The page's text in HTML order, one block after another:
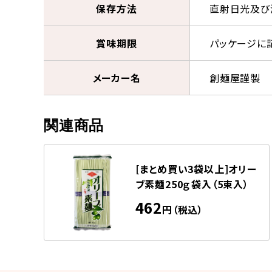
保存方法 直射日光及
賞味期限 パッケージに
メーカー名 創麺屋謹製
関連商品
[まとめ買い3袋以上]オリー
ブ素麺250ｇ袋入（5束入）
462円（税込）